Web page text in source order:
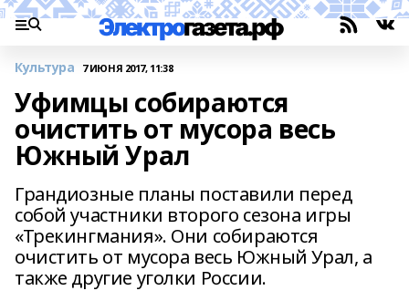
Культура 7 ИЮНЯ 2017, 11:38
Уфимцы собираются
очистить от мусора весь
Южный Урал
Грандиозные планы поставили перед
собой участники второго сезона игры
«Трекингмания». Они собираются
очистить от мусора весь Южный Урал, а
также другие уголки России.